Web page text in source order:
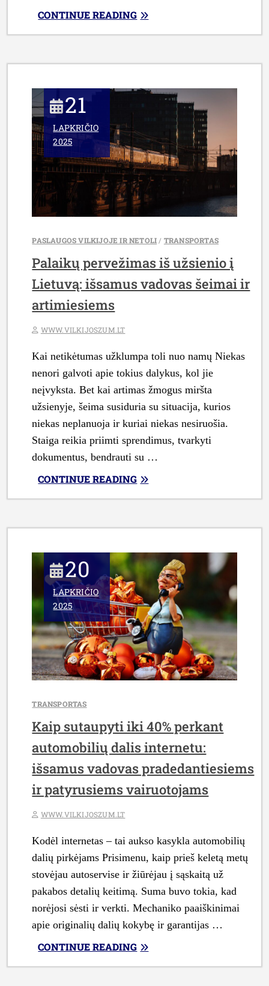
CONTINUE READING„KAIP
VILKIJOJE:
PRAKTINIS
PIRKĖJO
VADOVAS
SU
KAINŲ
PALYGINIMAIS
IR
PATIKIMŲ
SĄRAŠU”
21
LAPKRIČIO
2025
PASLAUGOS VILKIJOJE IR NETOLI / TRANSPORTAS
Palaikų pervežimas iš užsienio į
Lietuvą: išsamus vadovas šeimai ir
artimiesiems
WWW.VILKIJOSZUM.LT
Kai netikėtumas užklumpa toli nuo namų Niekas
nenori galvoti apie tokius dalykus, kol jie
neįvyksta. Bet kai artimas žmogus miršta
užsienyje, šeima susiduria su situacija, kurios
niekas neplanuoja ir kuriai niekas nesiruošia.
Staiga reikia priimti sprendimus, tvarkyti
dokumentus, bendrauti su …
CONTINUE READING„PALAIKŲ
LIETUVĄ:
IŠSAMUS
VADOVAS
ŠEIMAI
IR
ARTIMIESIEMS”
20
LAPKRIČIO
2025
TRANSPORTAS
Kaip sutaupyti iki 40% perkant
automobilių dalis internetu:
išsamus vadovas pradedantiesiems
ir patyrusiems vairuotojams
WWW.VILKIJOSZUM.LT
Kodėl internetas – tai aukso kasykla automobilių
dalių pirkėjams Prisimenu, kaip prieš keletą metų
stovėjau autoservise ir žiūrėjau į sąskaitą už
pakabos detalių keitimą. Suma buvo tokia, kad
norėjosi sėsti ir verkti. Mechaniko paaiškinimai
apie originalių dalių kokybę ir garantijas …
CONTINUE READING„KAIP